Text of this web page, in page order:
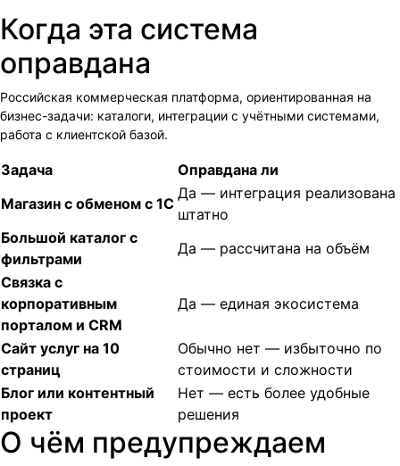
Когда эта система
оправдана
Российская коммерческая платформа, ориентированная на
бизнес-задачи: каталоги, интеграции с учётными системами,
работа с клиентской базой.
Задача
Оправдана ли
Магазин с обменом с 1С
Да — интеграция реализована
штатно
Большой каталог с
фильтрами
Да — рассчитана на объём
Связка с
корпоративным
порталом и CRM
Да — единая экосистема
Сайт услуг на 10
страниц
Обычно нет — избыточно по
стоимости и сложности
Блог или контентный
проект
Нет — есть более удобные
решения
О чём предупреждаем